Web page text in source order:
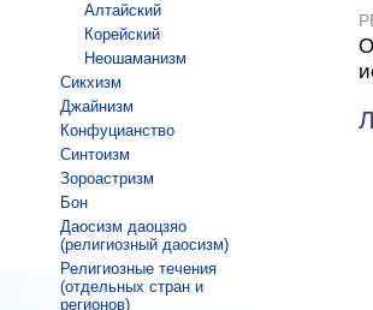
Алтайский
Корейский
Неошаманизм
Сикхизм
Джайнизм
Конфуцианство
Синтоизм
Зороастризм
Бон
Даосизм даоцзяо
(религиозный даосизм)
Религиозные течения
(отдельных стран и
регионов)